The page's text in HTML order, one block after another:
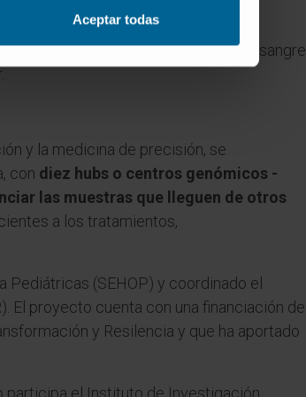
Aceptar todas
es decir, el análisis de muestras de sangre
y la medicina de precisión, se
con diez hubs o centros genómicos -
las muestras que lleguen de otros
a los tratamientos,
(SEHOP) y coordinado el
El proyecto cuenta con una financiación de
y Resilencia y que ha aportado